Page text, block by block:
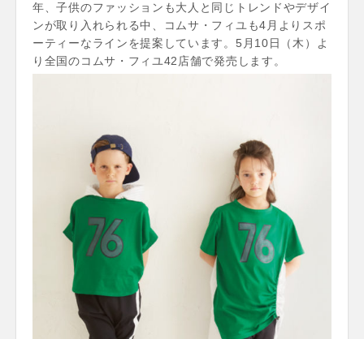
年、子供のファッションも大人と同じトレンドやデザイ
ンが取り入れられる中、コムサ・フィユも4月よりスポ
ーティーなラインを提案しています。5月10日（木）よ
り全国のコムサ・フィユ42店舗で発売します。